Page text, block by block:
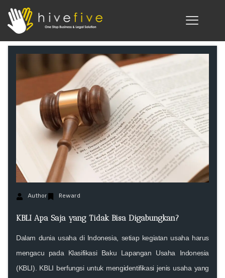
Author Reward
KBLI Apa Saja yang Tidak Bisa Digabungkan?
Dalam dunia usaha di Indonesia, setiap kegiatan usaha harus
mengacu pada Klasifikasi Baku Lapangan Usaha Indonesia
(KBLI) . KBLI berfungsi untuk mengidentifikasi jenis usaha yang